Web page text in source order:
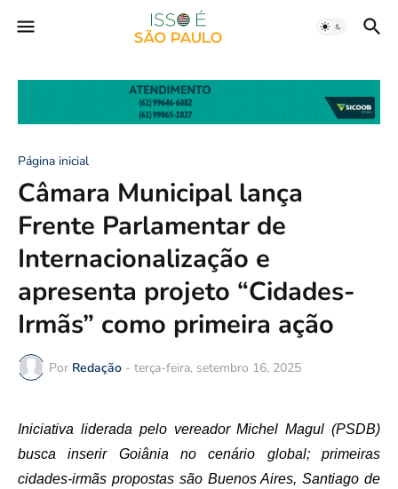
Página inicial
Câmara Municipal lança
Frente Parlamentar de
Internacionalização e
apresenta projeto “Cidades-
Irmãs” como primeira ação
Por Redação - terça-feira, setembro 16, 2025
Iniciativa liderada pelo vereador Michel Magul (PSDB)
busca inserir Goiânia no cenário global; primeiras
cidades-irmãs propostas são Buenos Aires, Santiago de